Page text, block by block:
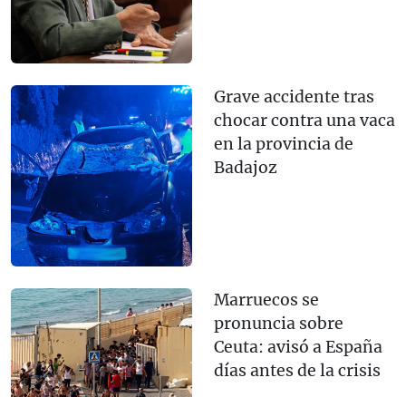
Grave accidente tras
chocar contra una vaca
en la provincia de
Badajoz
Marruecos se
pronuncia sobre
Ceuta: avisó a España
días antes de la crisis